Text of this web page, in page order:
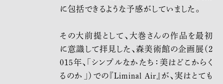
に包括できるような予感がしていました。
その大前提として、大巻さんの作品を最初
に意識して拝見した、森美術館の企画展（2
015年、「シンプルなかたち：美はどこからく
るのか」）での『Liminal Air』が、実はとても